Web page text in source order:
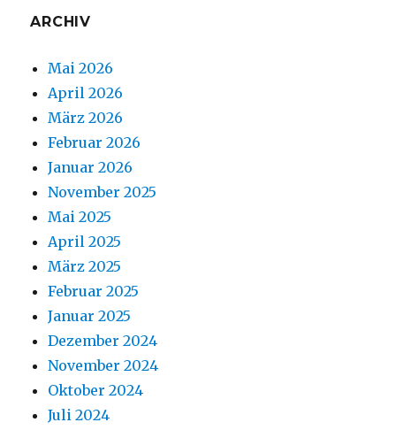
ARCHIV
Mai 2026
April 2026
März 2026
Februar 2026
Januar 2026
November 2025
Mai 2025
April 2025
März 2025
Februar 2025
Januar 2025
Dezember 2024
November 2024
Oktober 2024
Juli 2024